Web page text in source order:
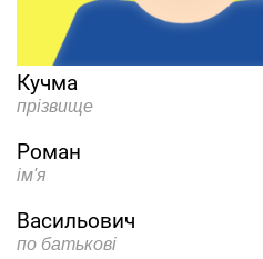
Кучма
прізвище
Роман
ім'я
Васильович
по батькові